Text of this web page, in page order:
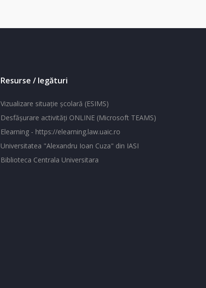
Resurse / legături
Vizualizare situaţie şcolară (ESIMS)
Desfăşurare activităţi ONLINE (Microsoft TEAMS)
Elearning - https://elearning.law.uaic.ro
Universitatea "Alexandru Ioan Cuza" din IASI
Biblioteca Centrala Universitara